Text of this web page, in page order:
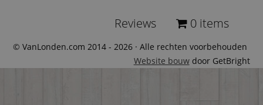
Reviews 0 items
© VanLonden.com 2014 - 2026 · Alle rechten voorbehouden
Website bouwdoor GetBright